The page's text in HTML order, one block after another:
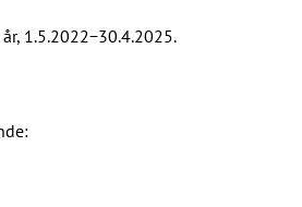
1.5.2022−30.4.2025.